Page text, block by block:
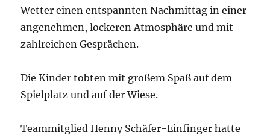
Wetter einen entspannten Nachmittag in einer
angenehmen, lockeren Atmosphäre und mit
zahlreichen Gesprächen.
Die Kinder tobten mit großem Spaß auf dem
Spielplatz und auf der Wiese.
Teammitglied Henny Schäfer-Einfinger hatte